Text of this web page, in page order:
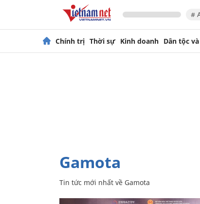
#
Chính trị Thời sự Kinh doanh Dân tộc
Gamota
Tin tức mới nhất về Gamota